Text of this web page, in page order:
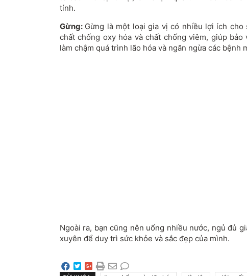
tính.
Gừng: Gừng là một loại gia vị có nhiều lợi ích cho
chất chống oxy hóa và chất chống viêm, giúp
làm chậm quá trình lão hóa và ngăn ngừa các bệnh
Ngoài ra, bạn cũng nên uống nhiều nước, ngủ đủ
xuyên để duy trì sức khỏe và sắc đẹp của mình.